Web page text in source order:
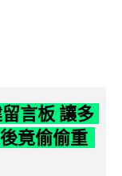
言板 讓多
竟偷偷重